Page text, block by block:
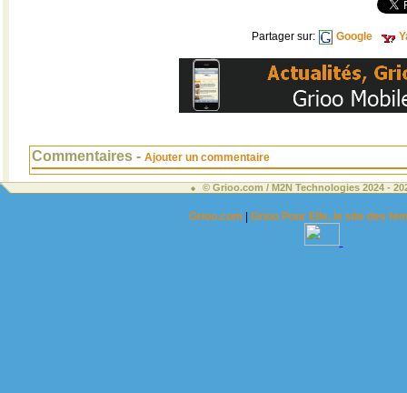
Partager sur: Google
Commentaires - Ajouter un commentaire
© Grioo.com / M2N Technologies 2024 -
Grioo.com |Grioo Pour Elle, le site des